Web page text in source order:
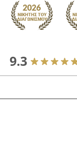
9.3